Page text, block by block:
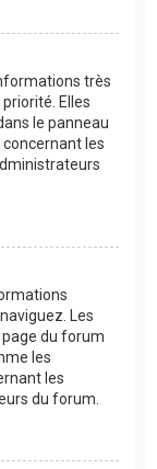
très
Elles
le panneau
concernant les
Les
du forum
les
les
du forum.